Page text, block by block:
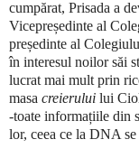
cumpărat, Prisada a
Vicepreședinte al
președinte al
în interesul noilor săi
lucrat mai mult prin
masa creierului lui
-toate informațiile din
lor, ceea ce la DNA se